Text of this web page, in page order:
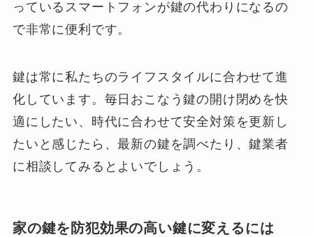
っているスマートフォンが鍵の代わりになるの
で非常に便利です。
鍵は常に私たちのライフスタイルに合わせて進
化しています。毎日おこなう鍵の開け閉めを快
適にしたい、時代に合わせて安全対策を更新し
たいと感じたら、最新の鍵を調べたり、鍵業者
に相談してみるとよいでしょう。
家の鍵を防犯効果の高い鍵に変えるには